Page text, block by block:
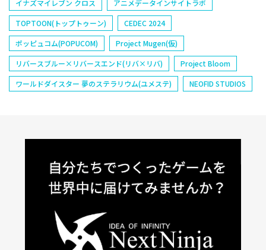
イナズマイレブン クロス
アニメデータインサイトラボ
TOPTOON(トップトゥーン)
CEDEC 2024
ポッピュコム(POPUCOM)
Project Mugen(仮)
リバースブルー×リバースエンド(リバ×リバ)
Project Bloom
ワールドダイスター 夢のステラリウム(ユメステ)
NEOFID STUDIOS